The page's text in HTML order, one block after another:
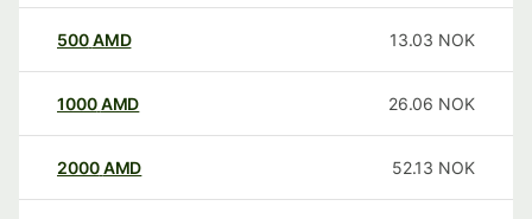
500AMD 13.03 NOK
1000AMD 26.06 NOK
2000AMD 52.13 NOK